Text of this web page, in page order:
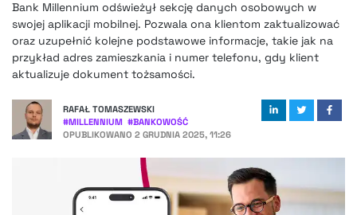
FINTEKEXTRA
OKIEM EKSPERTA
Bank Millennium odświeżył sekcję danych osobowych w
swojej aplikacji mobilnej. Pozwala ona klientom zaktualizować
oraz uzupełnić kolejne podstawowe informacje, takie jak na
przykład adres zamieszkania i numer telefonu, gdy klient
aktualizuje dokument tożsamości.
RAFAŁ TOMASZEWSKI
#MILLENNIUM #BANKOWOŚĆ
OPUBLIKOWANO 2 GRUDNIA 2025, 11:26